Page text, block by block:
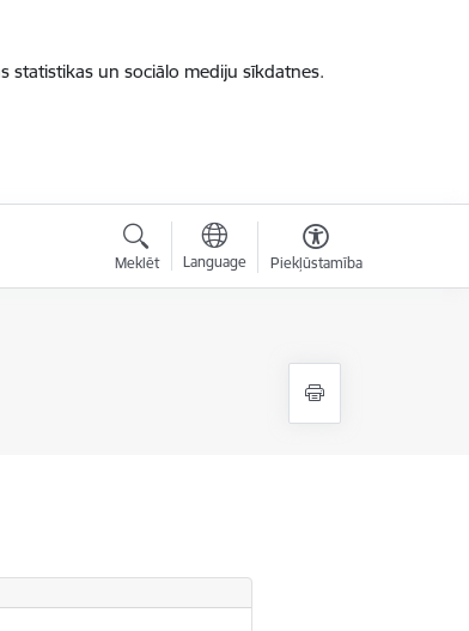
statistikas un sociālo mediju sīkdatnes.
Meklēt Language Piekļūstamība